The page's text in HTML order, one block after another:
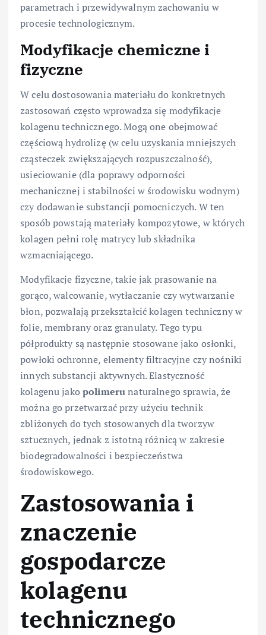
parametrach i przewidywalnym zachowaniu w
procesie technologicznym.
Modyfikacje chemiczne i
fizyczne
W celu dostosowania materiału do konkretnych
zastosowań często wprowadza się modyfikacje
kolagenu technicznego. Mogą one obejmować
częściową hydrolizę (w celu uzyskania mniejszych
cząsteczek zwiększających rozpuszczalność),
usieciowanie (dla poprawy odporności
mechanicznej i stabilności w środowisku wodnym)
czy dodawanie substancji pomocniczych. W ten
sposób powstają materiały kompozytowe, w których
kolagen pełni rolę matrycy lub składnika
wzmacniającego.
Modyfikacje fizyczne, takie jak prasowanie na
gorąco, walcowanie, wytłaczanie czy wytwarzanie
błon, pozwalają przekształcić kolagen techniczny w
folie, membrany oraz granulaty. Tego typu
półprodukty są następnie stosowane jako osłonki,
powłoki ochronne, elementy filtracyjne czy nośniki
innych substancji aktywnych. Elastyczność
kolagenu jakopolimerunaturalnego sprawia, że
można go przetwarzać przy użyciu technik
zbliżonych do tych stosowanych dla tworzyw
sztucznych, jednak z istotną różnicą w zakresie
biodegradowalności i bezpieczeństwa
środowiskowego.
Zastosowania i
znaczenie
gospodarcze
kolagenu
technicznego